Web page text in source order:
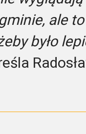
ale
było